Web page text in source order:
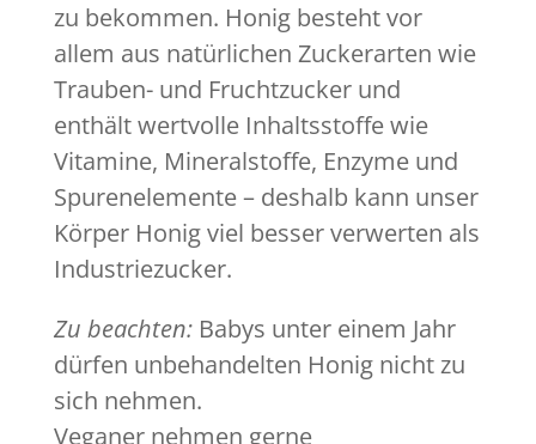
zu bekommen. Honig besteht vor
allem aus natürlichen Zuckerarten wie
Trauben- und Fruchtzucker und
enthält wertvolle Inhaltsstoffe wie
Vitamine, Mineralstoffe, Enzyme und
Spurenelemente – deshalb kann unser
Körper Honig viel besser verwerten als
Industriezucker.
Zu beachten:Babys unter einem Jahr
dürfen unbehandelten Honig nicht zu
sich nehmen.
Veganer nehmen gerne